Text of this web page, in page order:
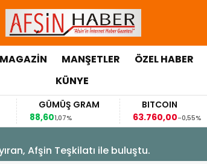
MAGAZİN MANŞETLER
ÖZEL HABER
KÜNYE
GÜMÜŞ GRAM
1,07%
BITCOIN
63.760,00-0,55%
Afşin Teşkilatı ile buluştu.